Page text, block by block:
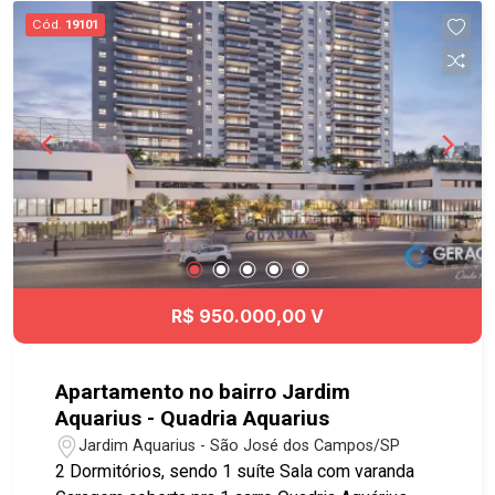
Gourmet; Churrasqueira; Quadra; Espaço
Cooworking; Lavanderia; Vagas para carro
elétrico; Spa; Piscinas; Play Ground
Cód. 19101
R$ 950.000,00 V
Apartamento no bairro Jardim
Aquarius - Quadria Aquarius
Jardim Aquarius - São José dos Campos/SP
2 Dormitórios, sendo 1 suíte Sala com varanda